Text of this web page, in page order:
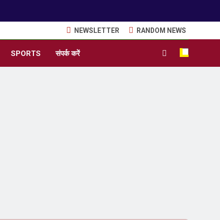
NEWSLETTER RANDOM NEWS
SPORTS संपर्क करें